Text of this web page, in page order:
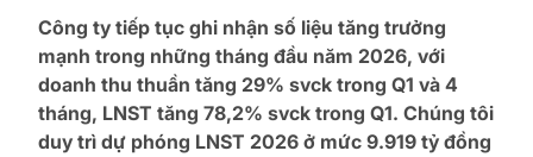
Công ty tiếp tục ghi nhận số liệu tăng trưởng
mạnh trong những tháng đầu năm 2026, với
doanh thu thuần tăng 29% svck trong Q1 và 4
tháng, LNST tăng 78,2% svck trong Q1. Chúng tôi
duy trì dự phóng LNST 2026 ở mức 9.919 tỷ đồng